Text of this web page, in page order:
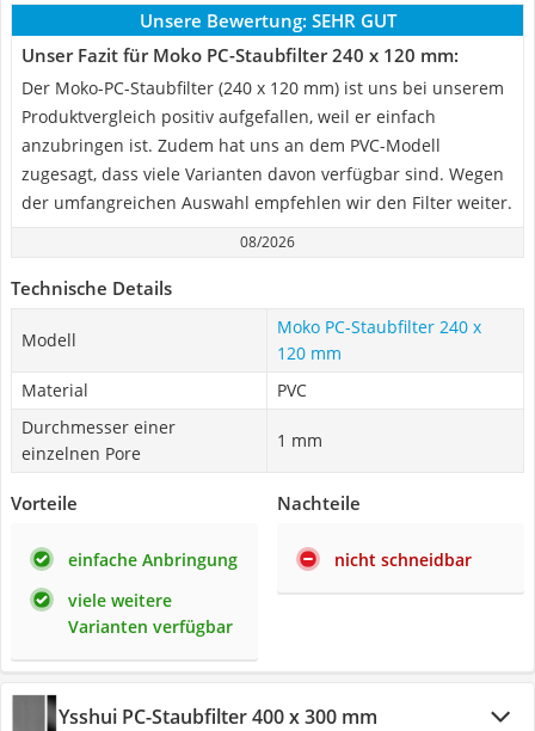
Unsere Bewertung: SEHR GUT
Unser Fazit für Moko PC-Staubfilter 240 x 120 mm:
Der Moko-PC-Staubfilter (240 x 120 mm) ist uns bei unserem
Produktvergleich positiv aufgefallen, weil er einfach
anzubringen ist. Zudem hat uns an dem PVC-Modell
zugesagt, dass viele Varianten davon verfügbar sind. Wegen
der umfangreichen Auswahl empfehlen wir den Filter weiter.
08/2026
Technische Details
Modell
Moko PC-Staubfilter 240 x
120 mm
Material
PVC
Durchmesser einer
einzelnen Pore
1 mm
Vorteile
einfache Anbringung
viele weitere
Varianten verfügbar
Nachteile
nicht schneidbar
Ysshui PC-Staubfilter 400 x 300 mm